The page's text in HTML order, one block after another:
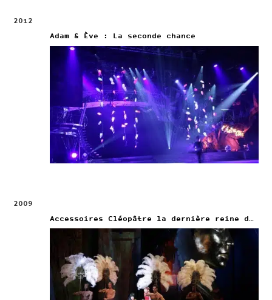
2012
Adam & Ève : La seconde chance
2009
Accessoires Cléopâtre la dernière reine d’Egypte